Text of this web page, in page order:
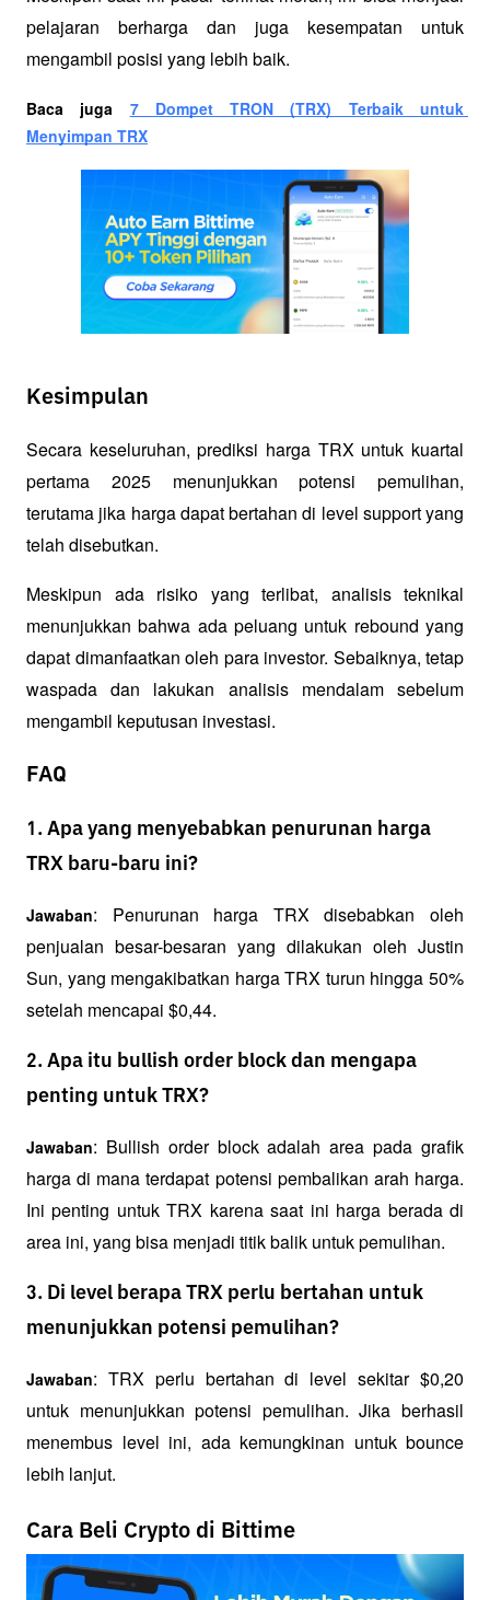
pelajaran berharga dan juga kesempatan untuk
mengambil posisi yang lebih baik.
Baca juga 7 Dompet TRON (TRX) Terbaik untuk
Menyimpan TRX
Kesimpulan
Secara keseluruhan, prediksi harga TRX untuk kuartal
pertama 2025 menunjukkan potensi pemulihan,
terutama jika harga dapat bertahan di level support yang
telah disebutkan.
Meskipun ada risiko yang terlibat, analisis teknikal
menunjukkan bahwa ada peluang untuk rebound yang
dapat dimanfaatkan oleh para investor. Sebaiknya, tetap
waspada dan lakukan analisis mendalam sebelum
mengambil keputusan investasi.
FAQ
1. Apa yang menyebabkan penurunan harga
TRX baru-baru ini?
Jawaban: Penurunan harga TRX disebabkan oleh
penjualan besar-besaran yang dilakukan oleh Justin
Sun, yang mengakibatkan harga TRX turun hingga 50%
setelah mencapai $0,44.
2. Apa itu bullish order block dan mengapa
penting untuk TRX?
Jawaban: Bullish order block adalah area pada grafik
harga di mana terdapat potensi pembalikan arah harga.
Ini penting untuk TRX karena saat ini harga berada di
area ini, yang bisa menjadi titik balik untuk pemulihan.
3. Di level berapa TRX perlu bertahan untuk
menunjukkan potensi pemulihan?
Jawaban: TRX perlu bertahan di level sekitar $0,20
untuk menunjukkan potensi pemulihan. Jika berhasil
menembus level ini, ada kemungkinan untuk bounce
lebih lanjut.
Cara Beli Crypto di Bittime